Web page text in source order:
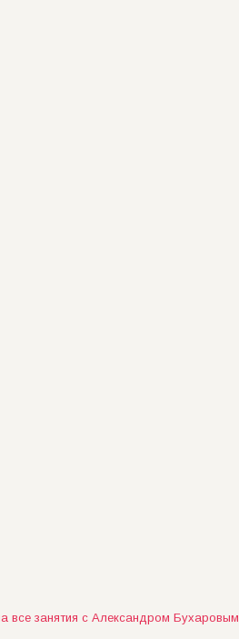
все занятия с Александром Бухаровым